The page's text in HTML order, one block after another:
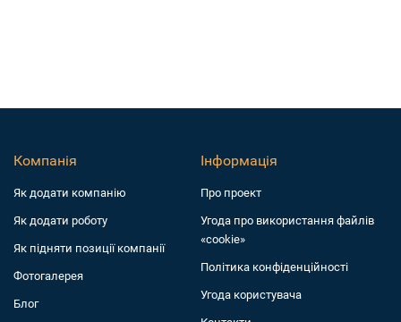
Компанія
Як додати компанiю
Як додати роботу
Як підняти позиції компанії
Фотогалерея
Блог
Інформація
Про проект
Угода про використання файлів
«cookie»
Політика конфіденційності
Угода користувача